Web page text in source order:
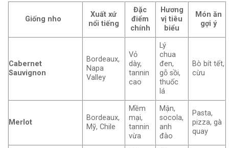
Giống nho
Xuất xứ
nổi tiếng
Đặc
điểm
chính
Hương
vị tiêu
biểu
Món ăn
gợi ý
Cabernet
Sauvignon
Bordeaux,
Napa
Valley
Vỏ
dày,
tannin
cao
Lý
chua
đen,
gỗ sồi,
thuốc
lá
Bò bít tết,
cừu
Merlot
Bordeaux,
Mỹ, Chile
Mềm
mại,
tannin
vừa
Mận,
socola,
anh
đào
Pasta,
pizza, gà
quay